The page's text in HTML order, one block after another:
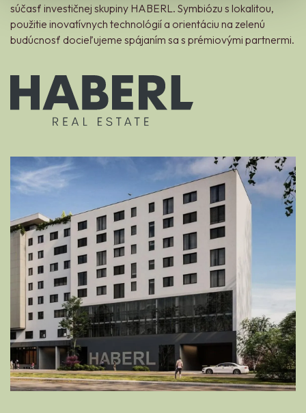
súčasť investičnej skupiny HABERL. Symbiózu s lokalitou,
použitie inovatívnych technológií a orientáciu na zelenú
budúcnosť docieľujeme spájaním sa s prémiovými partnermi.